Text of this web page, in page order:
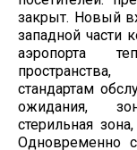
закрыт. Новый
западной части
аэропорта
стандартам
ожидания,
стерильная
Одновременно